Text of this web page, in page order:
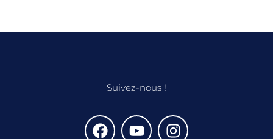
Suivez-nous !